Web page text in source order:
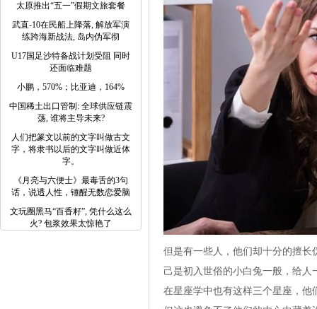
太原推出“五一”假期文旅套餐
武直-10在民船上降落, 解放军演
练跨海新战法, 岛内伪军彻
U17国足沙特备战计划受阻 同时
还面临难题
小鹏，570%；比亚迪，164%
中国稀土出口管制: 全球供应链震
荡, 谁将主导未来?
人们把篆文以前的文字叫做古文
字，将隶书以后的文字叫做近体
字。
《月亮与六便士》最毒舌的3句
话，说透人性，锤醒无数恋爱脑
文玩圈黑马“百香籽”, 凭什么这么
火? 包浆效果太惊艳了
但是有一些人，他们却十分的擅
己是初入世俗的小白兔一般，给
在星座学中也有这样三个星座，